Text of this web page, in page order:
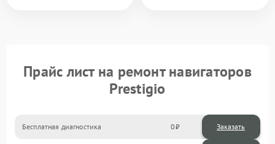
Прайс лист на ремонт навигаторов
Prestigio
Бесплатная диагностика 0 Заказать